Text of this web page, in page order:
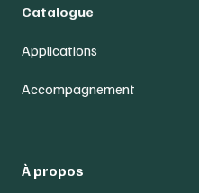
Catalogue
Applications
Accompagnement
À propos